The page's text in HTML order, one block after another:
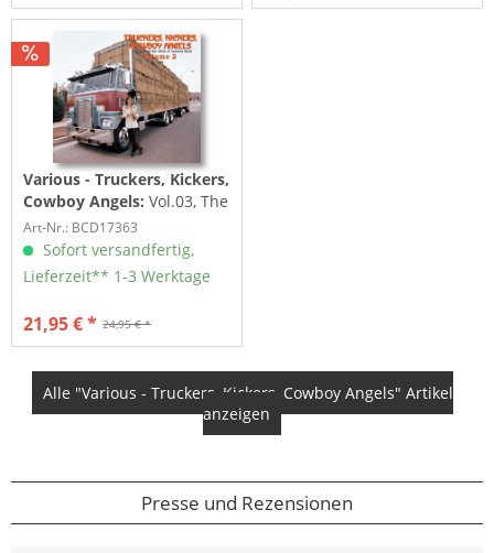
Various - Truckers, Kickers,
Cowboy Angels: Vol.03, The
Blissed-Out Birth Of
Country Rock...
Art-Nr.: BCD17363
Sofort versandfertig,
Lieferzeit** 1-3 Werktage
24,95 € *
21,95 € *
Alle "Various - Truckers, Kickers, Cowboy Angels" Artikel
anzeigen
Presse und Rezensionen